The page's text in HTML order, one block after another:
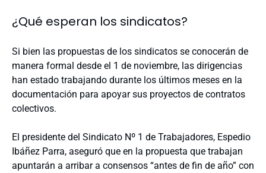
¿Qué esperan los sindicatos?
Si bien las propuestas de los sindicatos se conocerán de
manera formal desde el 1 de noviembre, las dirigencias
han estado trabajando durante los últimos meses en la
documentación para apoyar sus proyectos de contratos
colectivos.
El presidente del Sindicato Nº 1 de Trabajadores, Espedio
Ibáñez Parra, aseguró que en la propuesta que trabajan
apuntarán a arribar a consensos “antes de fin de año” con